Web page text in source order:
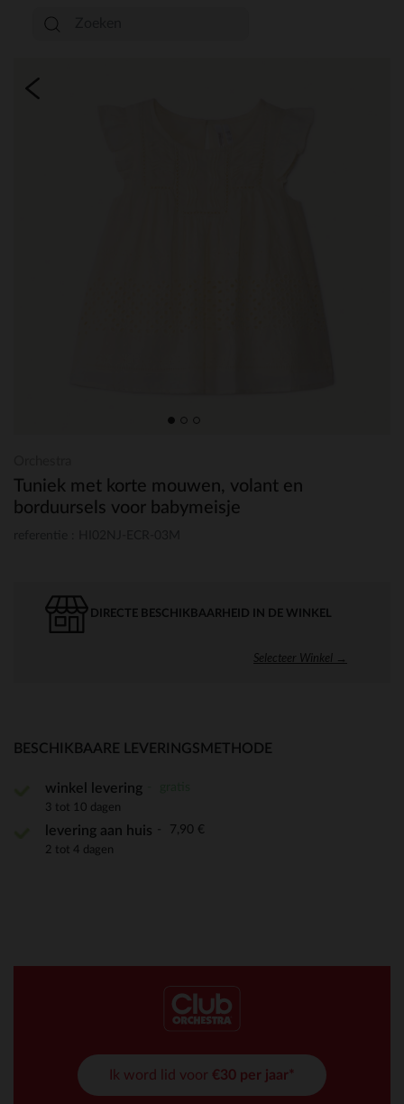
Tuniek met korte mouwen, volant en
borduursels voor babymeisje
DIRECTE BESCHIKBAARHEID IN DE WINKEL
Selecteer Winkel →
BESCHIKBAARE LEVERINGSMETHODE
winkel levering
3 tot 10 dagen
levering aan huis 7,90 €
2 tot 4 dagen
Ik word lid voor €30 per jaar*